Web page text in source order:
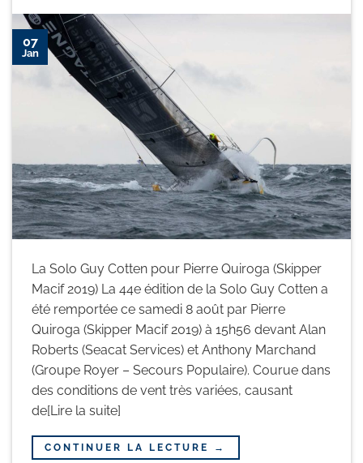
07
Jan
La Solo Guy Cotten pour Pierre Quiroga (Skipper
Macif 2019) La 44e édition de la Solo Guy Cotten a
été remportée ce samedi 8 août par Pierre
Quiroga (Skipper Macif 2019) à 15h56 devant Alan
Roberts (Seacat Services) et Anthony Marchand
(Groupe Royer – Secours Populaire). Courue dans
des conditions de vent très variées, causant
de[Lire la suite]
CONTINUER LA LECTURE →